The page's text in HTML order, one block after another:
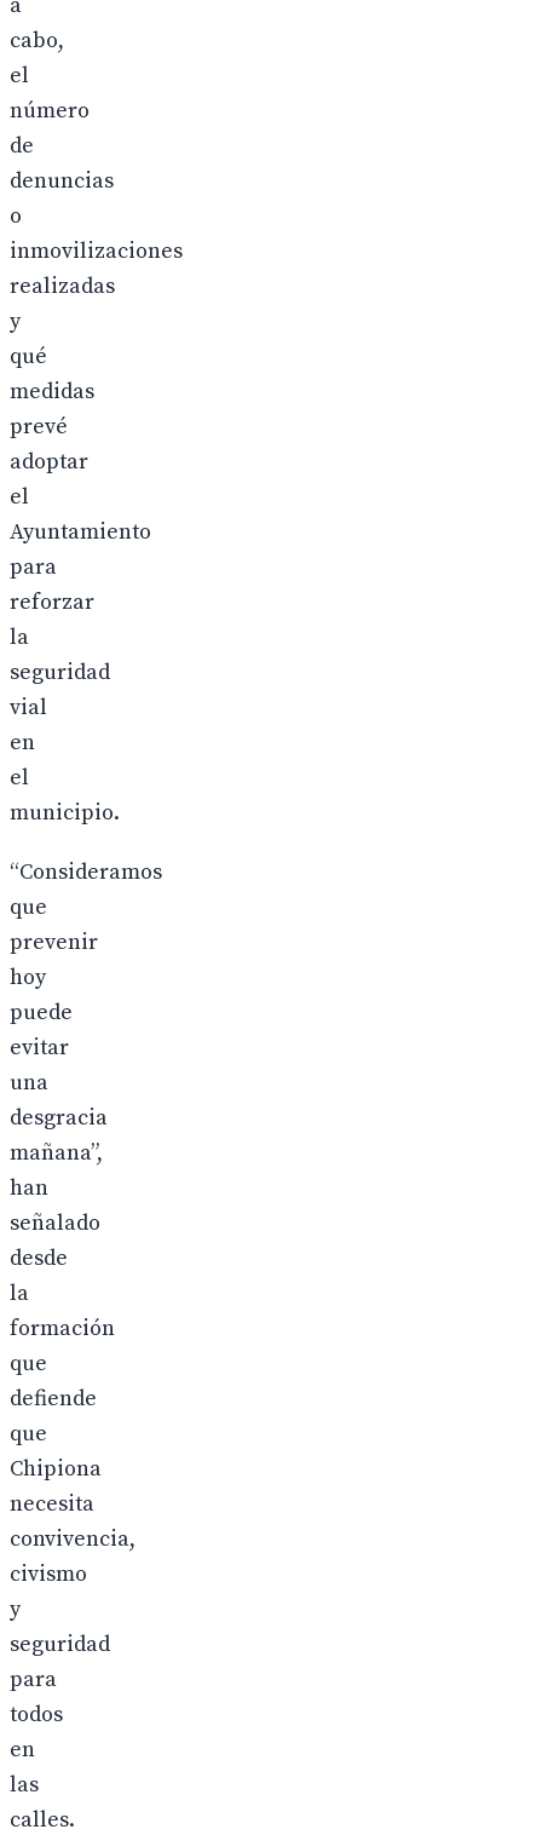
cabo,
el
número
de
denuncias
o
inmovilizaciones
realizadas
y
qué
medidas
prevé
adoptar
el
Ayuntamiento
para
reforzar
la
seguridad
vial
en
el
municipio.
“Consideramos
que
prevenir
hoy
puede
evitar
una
desgracia
mañana”,
han
señalado
desde
la
formación
que
defiende
que
Chipiona
necesita
convivencia,
civismo
y
seguridad
para
todos
en
las
calles.